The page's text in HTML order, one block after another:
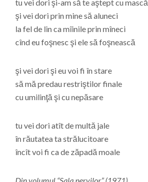
tu vei dori şi-am să te aştept cu mască
şi vei dori prin mine să aluneci
la fel de lin ca mîinile prin mîneci
cînd eu foşnesc şi ele să foşnească
şi vei dori şi eu voi fi în stare
să mă predau restriştilor finale
cu umilinţă şi cu nepăsare
tu vei dori atît de multă jale
în răutatea ta strălucitoare
încît voi fi ca de zăpadă moale